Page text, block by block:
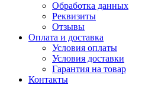
Обработка данных
Реквизиты
Отзывы
Оплата и доставка
Условия оплаты
Условия доставки
Гарантия на товар
Контакты